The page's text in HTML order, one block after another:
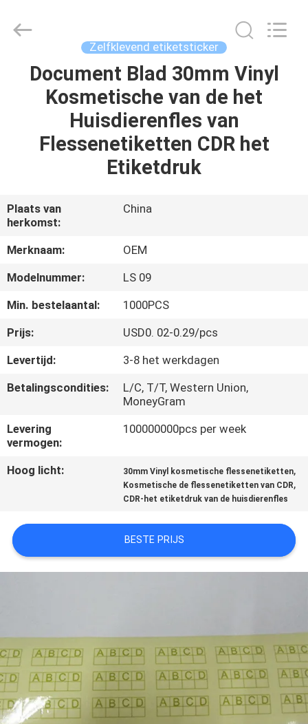
HUIS
PRODUCTEN
FABRIEKSREIS
KWALITEITSCONTROLE
CONTACTEER
ONS
VERZOEK
EEN
CITAAT
PRIVACY
POLICY
CO.,LTD.
Zelfklevend etiketsticker
Document Blad 30mm Vinyl
Kosmetische van de het
Huisdierenfles van
Flessenetiketten CDR het
Etiketdruk
Plaats van
herkomst:
China
Merknaam:
OEM
Modelnummer:
LS 09
Min. bestelaantal:
1000PCS
Prijs:
USD0. 02-0.29/pcs
Levertijd:
3-8 het werkdagen
Betalingscondities:
L/C, T/T, Western Union,
MoneyGram
Levering
vermogen:
100000000pcs per week
Hoog licht: 30mm Vinyl kosmetische flessenetiketten,
Kosmetische de flessenetiketten van CDR,
CDR-het etiketdruk van de huisdierenfles
BESTE PRIJS